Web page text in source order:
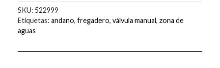
SKU: 522999
Etiquetas: andano, fregadero, válvula manual, zona de
aguas